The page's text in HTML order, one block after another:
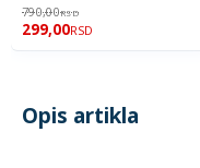
790,00RSD
299,00RSD
Opis artikla